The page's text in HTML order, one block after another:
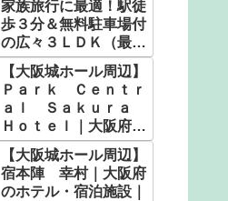
家族旅行に最適！駅徒
歩３分＆無料駐車場付
の広々３ＬＤＫ（最大
定員１２名）ＬＨ／民
泊｜大阪府のホテル・
宿泊施設｜4,687円〜
【大阪城ホール周辺】
Ｐａｒｋ Ｃｅｎｔｒ
ａｌ Ｓａｋｕｒａ
Ｈｏｔｅｌ｜大阪府の
ホテル・宿泊施設｜
2,580円〜
【大阪城ホール周辺】
宿本陣 幸村｜大阪府
のホテル・宿泊施設｜